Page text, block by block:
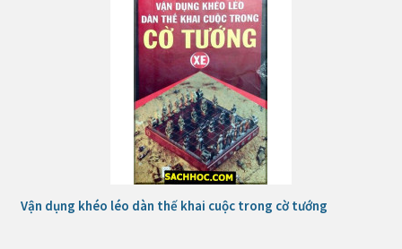
Vận dụng khéo léo dàn thế khai cuộc trong cờ tướng